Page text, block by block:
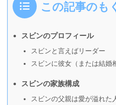
この記事のも
スビンのプロフィール
スビンと言えばリーダー
スビンに彼女（または結婚
スビンの家族構成
スビンの父親は愛が溢れた